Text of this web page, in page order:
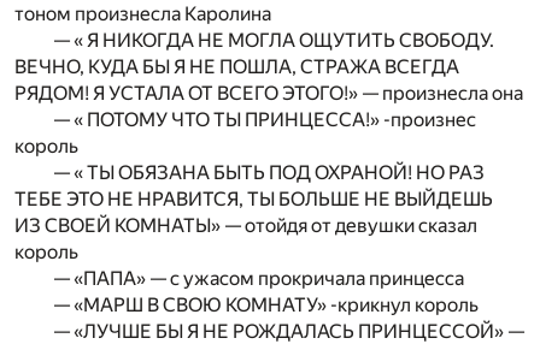
тоном произнесла Каролина
— « Я НИКОГДА НЕ МОГЛА ОЩУТИТЬ СВОБОДУ.
ВЕЧНО, КУДА БЫ Я НЕ ПОШЛА, СТРАЖА ВСЕГДА
РЯДОМ! Я УСТАЛА ОТ ВСЕГО ЭТОГО!» — произнесла она
— « ПОТОМУ ЧТО ТЫ ПРИНЦЕССА!» -произнес
король
— « ТЫ ОБЯЗАНА БЫТЬ ПОД ОХРАНОЙ! НО РАЗ
ТЕБЕ ЭТО НЕ НРАВИТСЯ, ТЫ БОЛЬШЕ НЕ ВЫЙДЕШЬ
ИЗ СВОЕЙ КОМНАТЫ» — отойдя от девушки сказал
король
— «ПАПА» — с ужасом прокричала принцесса
— «МАРШ В СВОЮ КОМНАТУ» -крикнул король
— «ЛУЧШЕ БЫ Я НЕ РОЖДАЛАСЬ ПРИНЦЕССОЙ» —